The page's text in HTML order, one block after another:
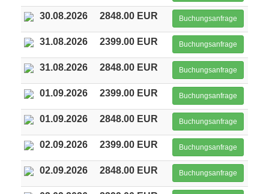
30.08.2026 2848.00 EUR Buchungsanfrage
31.08.2026 2399.00 EUR Buchungsanfrage
31.08.2026 2848.00 EUR Buchungsanfrage
01.09.2026 2399.00 EUR Buchungsanfrage
01.09.2026 2848.00 EUR Buchungsanfrage
02.09.2026 2399.00 EUR Buchungsanfrage
02.09.2026 2848.00 EUR Buchungsanfrage